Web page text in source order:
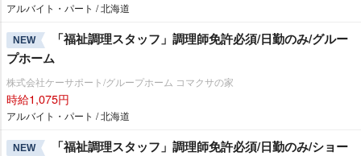
アルバイト・パート / 北海道
NEW
「福祉調理スタッフ」調理師免許必須/日勤のみ/グルー
プホーム
株式会社ケーサポート/グループホーム コマクサの家
時給1,075円
アルバイト・パート / 北海道
NEW
「福祉調理スタッフ」調理師免許必須/日勤のみ/ショー